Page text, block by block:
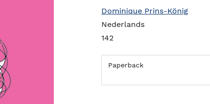
Dominique Prins-König
Nederlands
142
Paperback